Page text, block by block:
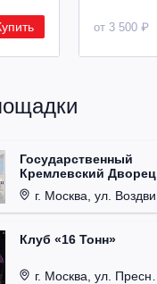
от 3 500 ₽
Государственный
Кремлевский Дворец
г. Москва, ул. Воздвиженка, д. 1, Кремль.
Клуб «16 Тонн»
г. Москва, ул. Пресненский Вал, д. 6, стр. 1.